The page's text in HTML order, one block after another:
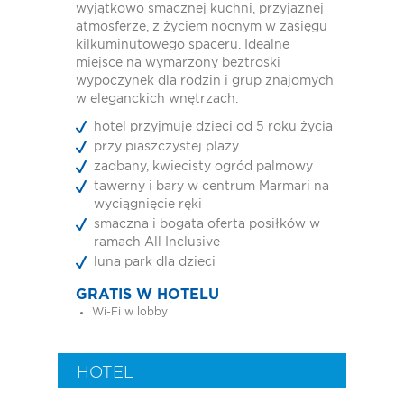
wyjątkowo smacznej kuchni, przyjaznej
atmosferze, z życiem nocnym w zasięgu
kilkuminutowego spaceru. Idealne
miejsce na wymarzony beztroski
wypoczynek dla rodzin i grup znajomych
w eleganckich wnętrzach.
hotel przyjmuje dzieci od 5 roku życia
przy piaszczystej plaży
zadbany, kwiecisty ogród palmowy
tawerny i bary w centrum Marmari na
wyciągnięcie ręki
smaczna i bogata oferta posiłków w
ramach All Inclusive
luna park dla dzieci
GRATIS W HOTELU
Wi-Fi w lobby
HOTEL